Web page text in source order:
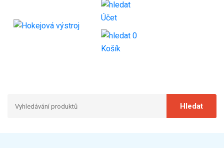
Účet
0
Košík